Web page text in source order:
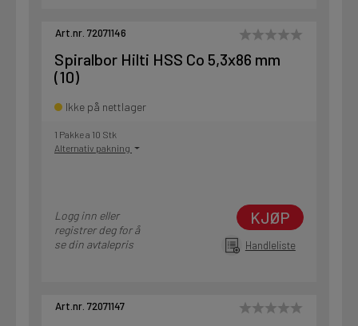
Art.nr. 72071146
Spiralbor Hilti HSS Co 5,3x86 mm
(10)
Ikke på nettlager
1 Pakke a 10 Stk
Alternativ pakning
Logg inn eller
registrer deg for å
se din avtalepris
KJØP
Handleliste
Art.nr. 72071147